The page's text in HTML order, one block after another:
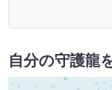
自分の守護龍